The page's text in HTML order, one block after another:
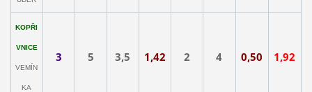
KOPŘI
VNICE
VEMÍN
KA
3 5 3,5 1,42 2 4 0,50 1,92